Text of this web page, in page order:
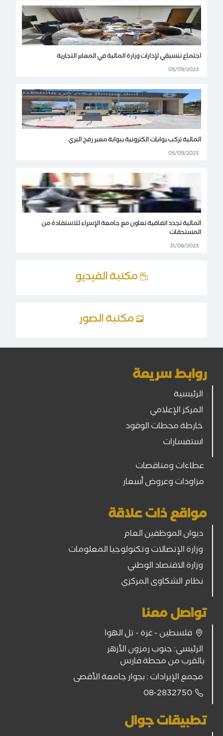
اجتماع تنسيقي لإدارات وزارة المالية في المعابر التجارية
05/09/2023
المالية تركب بوابات الكترونية ببوابة معبر رفح البري
05/09/2023
المالية تجدد اتفاقية تعاون مع جامعة الإسراء للاستفادة من
المستحقات
31/08/2023
مكتبة الفيديو
مكتبة الصور
روابط سريعة
الرئيسية
المركز الإعلامي
خارطة محطات الوقود
استفسارات
عطاءات ومناقصات
مزاودات وعروض أسعار
مواقع ذات علاقة
ديوان الموظفين العام
وزارة الإتصالات وتكنولوجيا المعلومات
وزارة الاقتصاد الوطني
نظام الشكاوى المركزي
تواصل معنا
فلسطين - غزة - تل الهوا
الرئيسي: جنوب رمزون الأزهر
بالقرب من محطة فارس
مجمع الإيرادات : بجوار جامعة الأقصى
08-2832750
تطبيقات جوال